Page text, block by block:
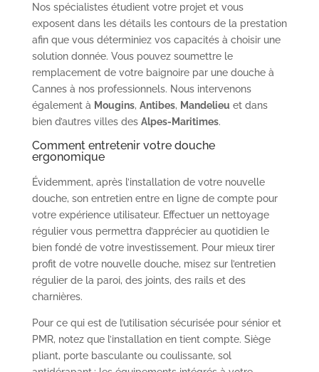
Nos spécialistes étudient votre projet et vous
exposent dans les détails les contours de la prestation
afin que vous déterminiez vos capacités à choisir une
solution donnée. Vous pouvez soumettre le
remplacement de votre baignoire par une douche à
Cannes à nos professionnels. Nous intervenons
également à Mougins, Antibes, Mandelieu et dans
bien d’autres villes des Alpes-Maritimes.
Comment entretenir votre douche
ergonomique
Évidemment, après l’installation de votre nouvelle
douche, son entretien entre en ligne de compte pour
votre expérience utilisateur. Effectuer un nettoyage
régulier vous permettra d’apprécier au quotidien le
bien fondé de votre investissement. Pour mieux tirer
profit de votre nouvelle douche, misez sur l’entretien
régulier de la paroi, des joints, des rails et des
charnières.
Pour ce qui est de l’utilisation sécurisée pour sénior et
PMR, notez que l’installation en tient compte. Siège
pliant, porte basculante ou coulissante, sol